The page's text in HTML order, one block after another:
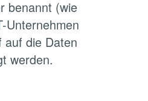
benannt (wie
Unternehmen
auf die Daten
werden.